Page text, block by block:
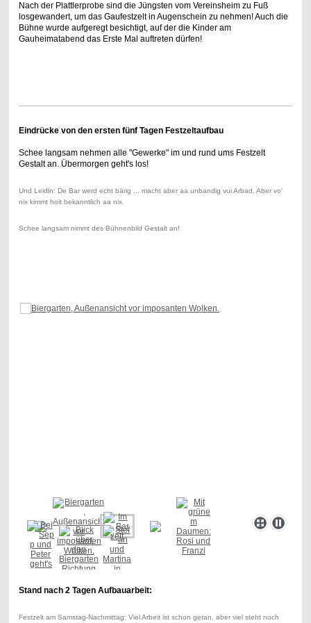
Nach der Plattlerprobe sind die Jüngsten vom Vereinsheim zu Fuß
losgewandert, um das Gaufestzelt in Augenschein zu nehmen! Auch die
Bühne wurde aufgeregt besichtigt, auf der die Kinder am
Gauheimatabend das Erste Mal auftreten dürfen!
Eindrücke von den ersten fünf Tagen Festzeltaufbau
Schee langsam nehmen alle "Gewerke" im und rund ums Festzelt
Gestalt an. Übermorgen geht's los!
Und Leidln: De Bar werd echt bärig ... macht aber aa unbandig vui Arbad. Aber vo'
nix kimmt hoit bekanntlich aa nix.
Schee langsam nimmt des Bühnenbild Gestalt an!
Stand nach 2 Tagen Aufbauarbeit:
Festzelt am Samstag-Nachmittag: Viel Arbeit ist schon getan, aber viel steht noch